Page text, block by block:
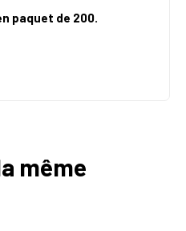
paquet de 200.
même